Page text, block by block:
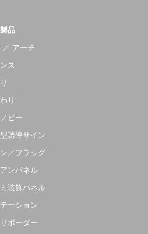
品
／ アーチ
ス
り
ピー
誘導サイン
／フラッグ
ンパネル
装飾パネル
ーション
ボーダー